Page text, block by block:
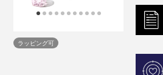
ラッピング可